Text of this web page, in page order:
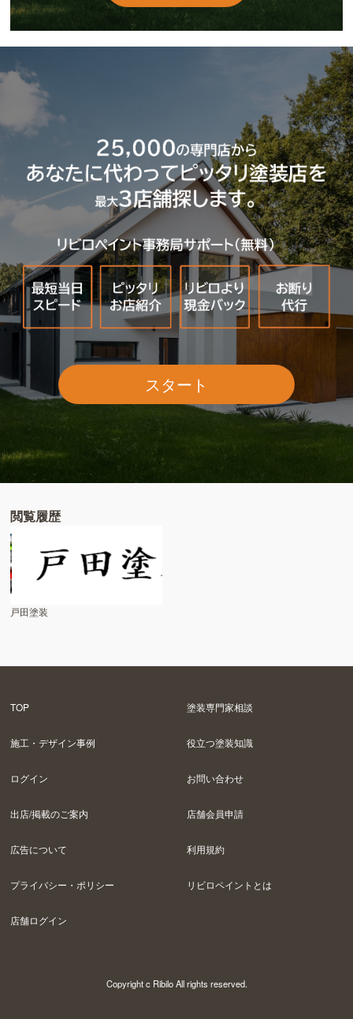
スタート
閲覧履歴
戸田塗装
TOP 塗装専門家相談
施工・デザイン事例 役立つ塗装知識
ログイン お問い合わせ
出店/掲載のご案内 店舗会員申請
広告について 利用規約
プライバシー・ポリシー リビロペイントとは
店舗ログイン
Copyright c Ribilo All rights reserved.